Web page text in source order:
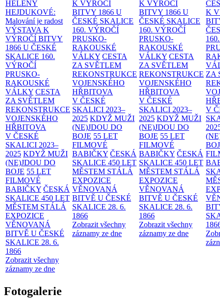
HELENY
HEJDUKOVÉ:
Malování je radost
VÝSTAVA K
VÝROČÍ BITVY
1866 U ČESKÉ
SKALICE 160.
VÝROČÍ
PRUSKO-
RAKOUSKÉ
VÁLKY CESTA
ZA SVĚTLEM
REKONSTRUKCE
VOJENSKÉHO
HŘBITOVA
V ČESKÉ
SKALICI 2023–
2025 KDYŽ MUŽI
(NE)JDOU DO
BOJE 55 LET
FILMOVÉ
BABIČKY ČESKÁ
SKALICE 450 LET
MĚSTEM STÁLÁ
EXPOZICE
VĚNOVANÁ
BITVĚ U ČESKÉ
SKALICE 28. 6.
1866
Zobrazit všechny
záznamy ze dne
K VÝROČÍ
BITVY 1866 U
ČESKÉ SKALICE
160. VÝROČÍ
PRUSKO-
RAKOUSKÉ
VÁLKY CESTA
ZA SVĚTLEM
REKONSTRUKCE
VOJENSKÉHO
HŘBITOVA
V ČESKÉ
SKALICI 2023–
2025 KDYŽ MUŽI
(NE)JDOU DO
BOJE 55 LET
FILMOVÉ
BABIČKY ČESKÁ
SKALICE 450 LET
MĚSTEM STÁLÁ
EXPOZICE
VĚNOVANÁ
BITVĚ U ČESKÉ
SKALICE 28. 6.
1866
Zobrazit všechny
záznamy ze dne
K VÝROČÍ
BITVY 1866 U
ČESKÉ SKALICE
160. VÝROČÍ
PRUSKO-
RAKOUSKÉ
VÁLKY CESTA
ZA SVĚTLEM
REKONSTRUKCE
VOJENSKÉHO
HŘBITOVA
V ČESKÉ
SKALICI 2023–
2025 KDYŽ MUŽI
(NE)JDOU DO
BOJE 55 LET
FILMOVÉ
BABIČKY ČESKÁ
SKALICE 450 LET
MĚSTEM STÁLÁ
EXPOZICE
VĚNOVANÁ
BITVĚ U ČESKÉ
SKALICE 28. 6.
1866
Zobrazit všechny
záznamy ze dne
K
ZA
V
Fotogalerie